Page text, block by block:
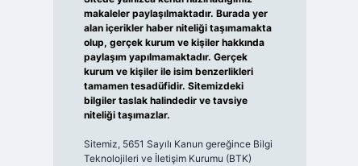
makaleler paylaşılmaktadır. Burada yer
alan içerikler haber niteliği taşımamakta
olup, gerçek kurum ve kişiler hakkında
paylaşım yapılmamaktadır. Gerçek
kurum ve kişiler ile isim benzerlikleri
tamamen tesadüfidir. Sitemizdeki
bilgiler taslak halindedir ve tavsiye
niteliği taşımazlar.
Sitemiz, 5651 Sayılı Kanun gereğince Bilgi
Teknolojileri ve İletişim Kurumu (BTK)